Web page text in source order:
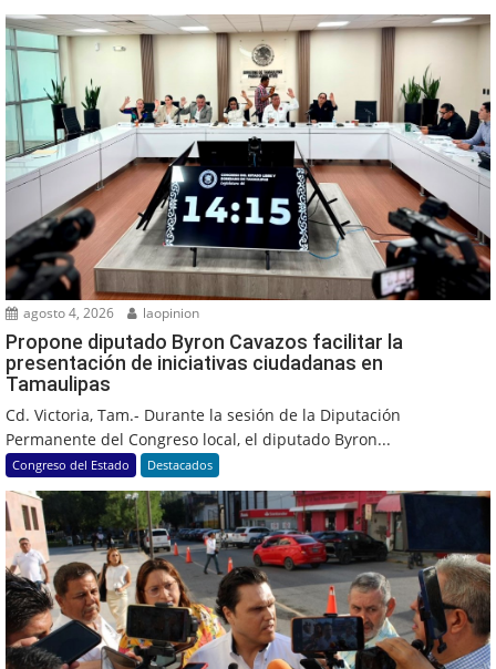
agosto 4, 2026 laopinion
Propone diputado Byron Cavazos facilitar la
presentación de iniciativas ciudadanas en
Tamaulipas
Cd. Victoria, Tam.- Durante la sesión de la Diputación
Permanente del Congreso local, el diputado Byron...
Congreso del Estado Destacados